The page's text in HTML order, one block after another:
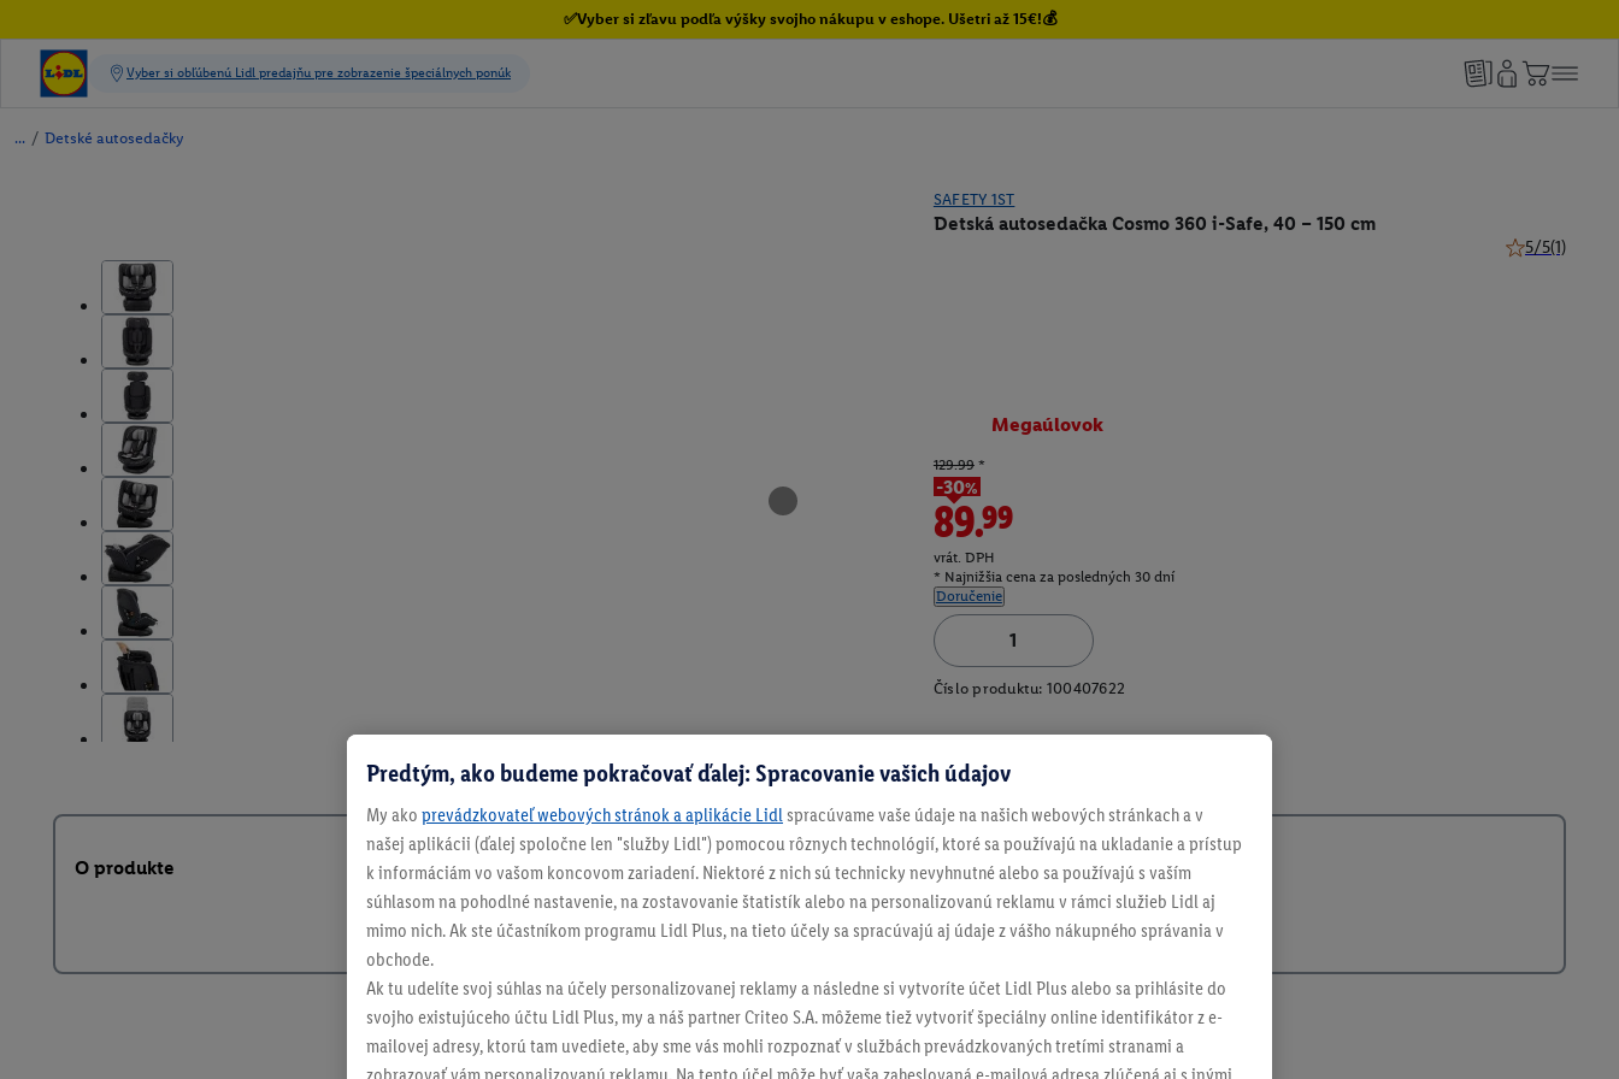
✅Vyber si zľavu podľa výšky svojho nákupu v eshope. Ušetri až 15€!💰
/ Detské autosedačky
SAFETY 1ST
Detská autosedačka Cosmo 360 i-Safe, 40 – 150 cm
5/5(1)
Megaúlovok
129.99*
-30%
89.99
vrát. DPH
* Najnižšia cena za posledných 30 dní
Doručenie
Číslo produktu: 100407622
O produkte
Predtým, ako budeme pokračovať ďalej: Spracovanie vašich údajov
My ako prevádzkovateľ webových stránok a aplikácie Lidl spracúvame vaše údaje na našich webových stránkach a v
našej aplikácii (ďalej spoločne len "služby Lidl") pomocou rôznych technológií, ktoré sa používajú na ukladanie a prístup
k informáciám vo vašom koncovom zariadení. Niektoré z nich sú technicky nevyhnutné alebo sa používajú s vaším
súhlasom na pohodlné nastavenie, na zostavovanie štatistík alebo na personalizovanú reklamu v rámci služieb Lidl aj
mimo nich. Ak ste účastníkom programu Lidl Plus, na tieto účely sa spracúvajú aj údaje z vášho nákupného správania v
obchode.
Ak tu udelíte svoj súhlas na účely personalizovanej reklamy a následne si vytvoríte účet Lidl Plus alebo sa prihlásite do
svojho existujúceho účtu Lidl Plus, my a náš partner Criteo S.A. môžeme tiež vytvoriť špeciálny online identifikátor z e-
mailovej adresy, ktorú tam uvediete, aby sme vás mohli rozpoznať v službách prevádzkovaných tretími stranami a